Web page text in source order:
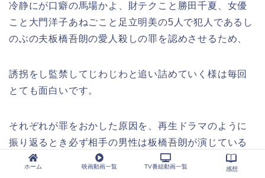
冷静にが口癖の馬場かよ、財テクこと勝田千夏、女優
こと大門洋子あねごこと足立明美の5人で犯人であるし
のぶの夫板橋吾朗の愛人殺しの罪を認めさせるため、
誘拐をし監禁してじわじわと追い詰めていく様は毎回
とても面白いです。
それぞれが罪をおかした原因を、再生ドラマのように
振り返るとき必ず相手の男性は板橋吾朗が演じている
という、
ホーム 映画動画一覧 TV番組動画一覧 感想